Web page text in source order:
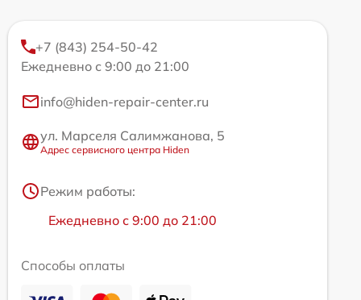
+7 (843) 254-50-42
Ежедневно с 9:00 до 21:00
info@hiden-repair-center.ru
ул. Марселя Салимжанова, 5
Адрес сервисного центра Hiden
Режим работы:
Ежедневно с 9:00 до 21:00
Способы оплаты